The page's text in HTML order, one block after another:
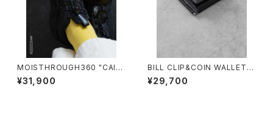
MOISTHROUGH360 "CAICI
AS"/M1120M#1/モイスルー36
0"カイキアス"
¥31,900
BILL CLIP&COIN WALLET/3
502/ビルクリップ&コインウォレ
ット
¥29,700